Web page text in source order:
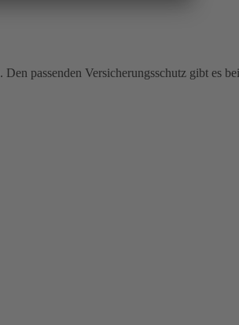
. Den passenden Versicherungsschutz gibt es